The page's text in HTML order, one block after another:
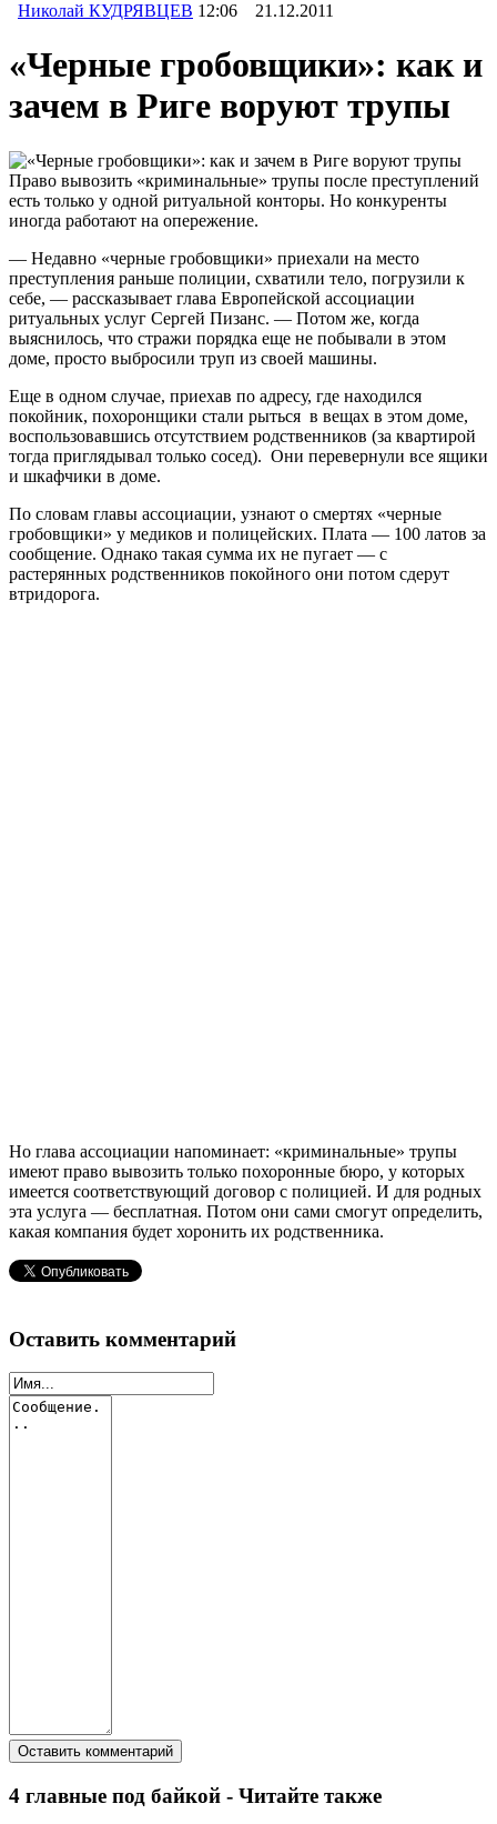
Николай КУДРЯВЦЕВ 12:06 21.12.2011
«Черные гробовщики»: как и
зачем в Риге воруют трупы
Право вывозить «криминальные» трупы после преступлений
есть только у одной ритуальной конторы. Но конкуренты
иногда работают на опережение.
— Недавно «черные гробовщики» приехали на место
преступления раньше полиции, схватили тело, погрузили к
себе, — рассказывает глава Европейской ассоциации
ритуальных услуг Сергей Пизанс. — Потом же, когда
выяснилось, что стражи порядка еще не побывали в этом
доме, просто выбросили труп из своей машины.
Еще в одном случае, приехав по адресу, где находился
покойник, похоронщики стали рыться в вещах в этом доме,
воспользовавшись отсутствием родственников (за квартирой
тогда приглядывал только сосед). Они перевернули все ящики
и шкафчики в доме.
По словам главы ассоциации, узнают о смертях «черные
гробовщики» у медиков и полицейских. Плата — 100 латов за
сообщение. Однако такая сумма их не пугает — с
растерянных родственников покойного они потом сдерут
втридорога.
Но глава ассоциации напоминает: «криминальные» трупы
имеют право вывозить только похоронные бюро, у которых
имеется соответствующий договор с полицией. И для родных
эта услуга — бесплатная. Потом они сами смогут определить,
какая компания будет хоронить их родственника.
Оставить комментарий
4 главные под байкой - Читайте также